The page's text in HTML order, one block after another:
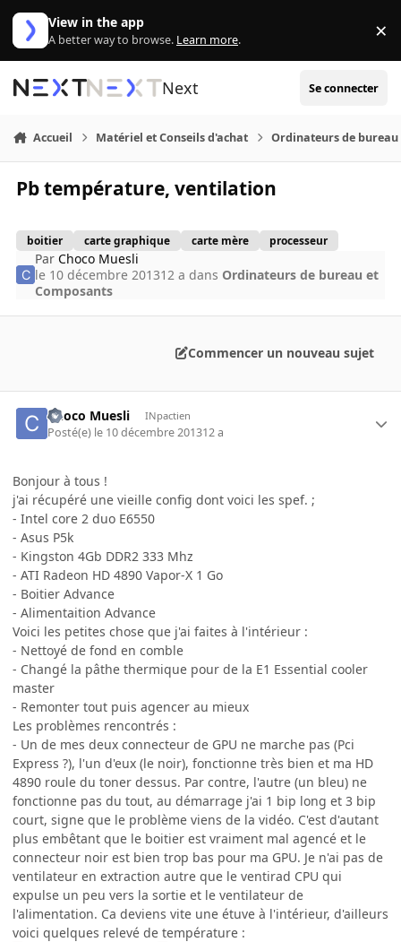
Aller au contenu
View in the app
A better way to browse. Learn more. ×
Next Se connecter
Accueil Matériel et Conseils d'achat Ordinateurs de bureau
Pb température, ventilation
boitier carte graphique carte mère processeur
ParChoco Muesli
le 10 décembre 201312 a dans Ordinateurs de bureau et
Composants
Commencer un nouveau sujet
Choco Muesli INpactien
Posté(e) le 10 décembre 201312 a
Bonjour à tous !
j'ai récupéré une vieille config dont voici les spef. ;
- Intel core 2 duo E6550
- Asus P5k
- Kingston 4Gb DDR2 333 Mhz
- ATI Radeon HD 4890 Vapor-X 1 Go
- Boitier Advance
- Alimentaition Advance
Voici les petites chose que j'ai faites à l'intérieur :
- Nettoyé de fond en comble
- Changé la pâthe thermique pour de la E1 Essential cooler
master
- Remonter tout puis agencer au mieux
Les problèmes rencontrés :
- Un de mes deux connecteur de GPU ne marche pas (Pci
Express ?), l'un d'eux (le noir), fonctionne très bien et ma HD
4890 roule du toner dessus. Par contre, l'autre (un bleu) ne
fonctionne pas du tout, au démarrage j'ai 1 bip long et 3 bip
court, signe que le problème viens de la vidéo. C'est d'autant
plus embêtant que le boitier est vraiment mal agencé et le
connecteur noir est bien trop bas pour ma GPU. Je n'ai pas de
ventilateur en extraction autre que le ventirad CPU qui
expulse un peu vers la sortie et le ventilateur de
l'alimentation. Ca deviens vite une étuve à l'intérieur, d'ailleurs
voici quelques relevé de température :